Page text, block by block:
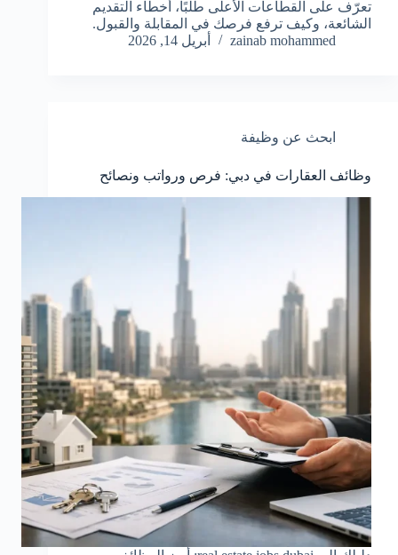
تعرّف على القطاعات الأعلى طلبًا، أخطاء التقديم
الشائعة، وكيف ترفع فرصك في المقابلة والقبول.
zainab mohammed
أبريل 14, 2026
ابحث عن وظيفة
وظائف العقارات في دبي: فرص ورواتب ونصائح